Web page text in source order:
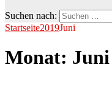
Suchen nach:
Startseite2019Juni
Monat: Juni